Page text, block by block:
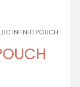
INFINITI POUCH